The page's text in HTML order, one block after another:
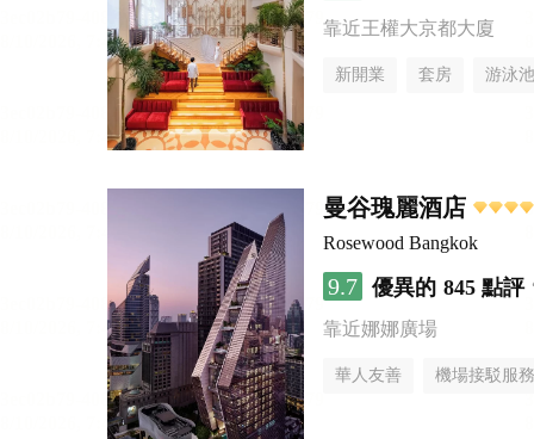
靠近王權大京都大廈
新開業 套房 游泳池
曼谷瑰麗酒店
Rosewood Bangkok
9.7 優異的 845 點評
靠近娜娜廣場
華人友善 機場接駁服務